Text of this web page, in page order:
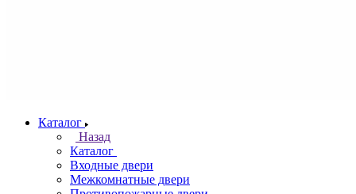
Каталог
Назад
Каталог
Входные двери
Межкомнатные двери